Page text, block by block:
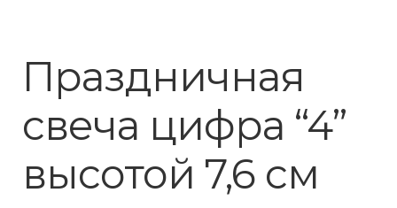
Праздничная
свеча цифра “4”
высотой 7,6 см